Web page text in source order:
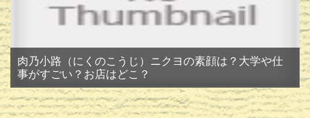
肉乃小路（にくのこうじ）ニクヨの素顔は？大学や仕
事がすごい？お店はどこ？